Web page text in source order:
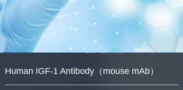
Human IGF-1 Antibody（mouse mAb）